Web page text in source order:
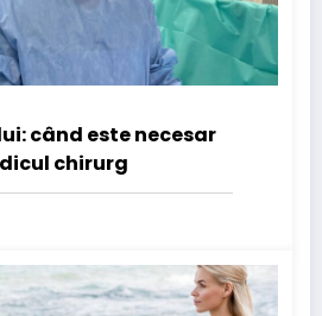
când este necesar
chirurg